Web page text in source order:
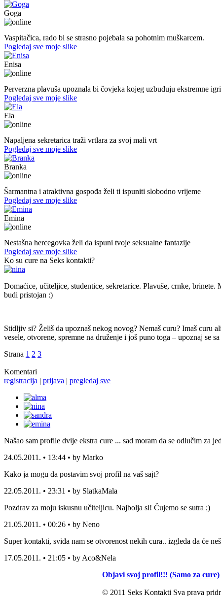
Goga
Vaspitačica, rado bi se strasno pojebala sa pohotnim muškarcem.
Pogledaj sve moje slike
Enisa
Perverzna plavuša upoznala bi čovjeka kojeg uzbuđuju ekstremne
Pogledaj sve moje slike
Ela
Napaljena sekretarica traži vrtlara za svoj mali vrt
Pogledaj sve moje slike
Branka
Šarmantna i atraktivna gospođa želi ti ispuniti slobodno vrijeme
Pogledaj sve moje slike
Emina
Nestašna hercegovka želi da ispuni tvoje seksualne fantazije
Pogledaj sve moje slike
Ko su cure na Seks kontakti?
Domaćice, učiteljice, studentice, sekretarice. Plavuše, crnke,
budi pristojan :)
Stidljiv si? Želiš da upoznaš nekog novog? Nemaš curu? Imaš curu
vesele, otvorene, spremne na druženje i još puno toga – upoznaj
Strana 1 2 3
Komentari
registracija | prijava | pregledaj sve
Našao sam profile dvije ekstra cure ... sad moram da se odlučim za
24.05.2011. • 13:44 • by Marko
Kako ja mogu da postavim svoj profil na vaš sajt?
22.05.2011. • 23:31 • by SlatkaMala
Pozdrav za moju iskusnu učiteljicu. Najbolja si! Čujemo se sutra ;)
21.05.2011. • 00:26 • by Neno
Super kontakti, sviđa nam se otvorenost nekih cura.. izgleda da će
17.05.2011. • 21:05 • by Aco&Nela
Objavi svoj profil!!! (Samo za cure)
© 2011 Seks Kontakti Sva prava